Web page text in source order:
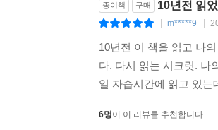
종이책 구매 10년전 읽
| m*****9 |
10년전 이 책을 읽고 나
다. 다시 읽는 시크릿. 나